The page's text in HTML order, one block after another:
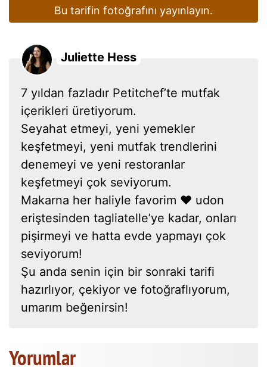
Bu tarifin fotoğrafını yayınlayın.
Juliette Hess
7 yıldan fazladır Petitchef’te mutfak
içerikleri üretiyorum.
Seyahat etmeyi, yeni yemekler
keşfetmeyi, yeni mutfak trendlerini
denemeyi ve yeni restoranlar
keşfetmeyi çok seviyorum.
Makarna her haliyle favorim ❤ udon
eriştesinden tagliatelle’ye kadar, onları
pişirmeyi ve hatta evde yapmayı çok
seviyorum!
Şu anda senin için bir sonraki tarifi
hazırlıyor, çekiyor ve fotoğraflıyorum,
umarım beğenirsin!
Yorumlar